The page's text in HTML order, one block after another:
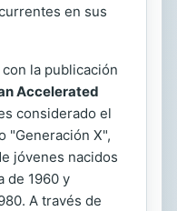
en sus
la publicación
Accelerated
considerado el
"Generación X",
jóvenes nacidos
de 1960 y
A través de